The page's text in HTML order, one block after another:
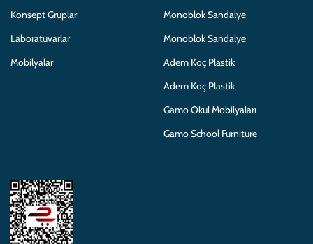
Konsept Gruplar
Laboratuvarlar
Mobilyalar
Monoblok Sandalye
Monoblok Sandalye
Adem Koç Plastik
Adem Koç Plastik
Gamo Okul Mobilyaları
Gamo School Furniture